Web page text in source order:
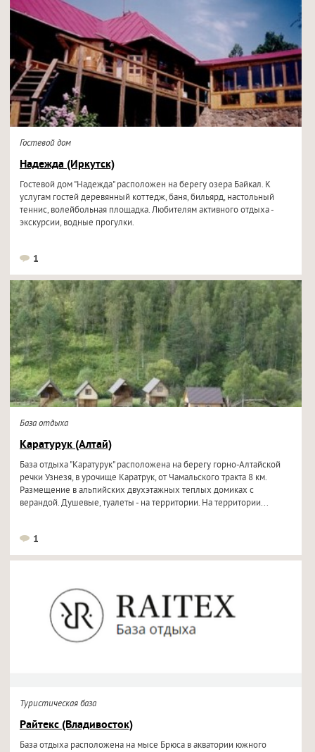
Гостевой дом
Надежда (Иркутск)
Гостевой дом "Надежда" расположен на берегу озера Байкал. К
услугам гостей деревянный коттедж, баня, бильярд, настольный
теннис, волейбольная площадка. Любителям активного отдыха -
экскурсии, водные прогулки.
1
База отдыха
Каратурук (Алтай)
База отдыха "Каратурук" расположена на берегу горно-Алтайской
речки Узнезя, в урочище Каратрук, от Чамальского тракта 8 км.
Размещение в альпийских двухэтажных теплых домиках с
верандой. Душевые, туалеты - на территории. На территории...
1
Туристическая база
Райтекс (Владивосток)
База отдыха расположена на мысе Брюса в акватории южного